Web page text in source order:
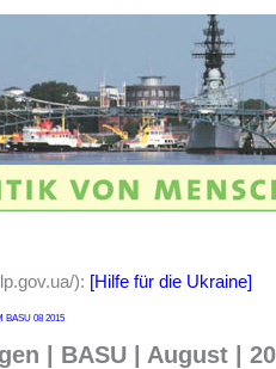
): [Hilfe für die Ukraine]
BASU 08 2015
| BASU | August |